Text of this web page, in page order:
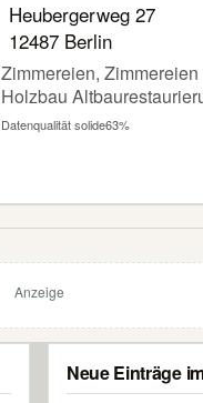
Heubergerweg 27
12487 Berlin
Zimmereien, Zimmereien
Holzbau
Datenqualität solide63%
Anzeige
Neue Einträge